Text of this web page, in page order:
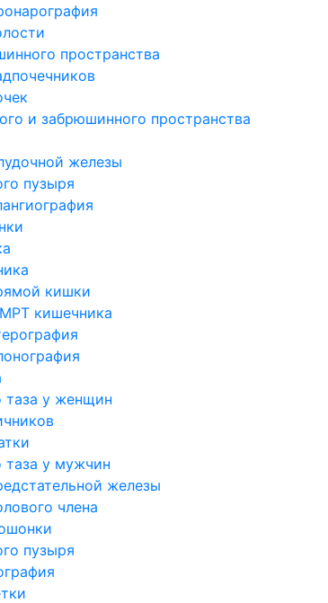
пространства
и забрюшинного пространства
железы
пузыря
кишки
кишечника
таза у женщин
у мужчин
железы
члена
пузыря